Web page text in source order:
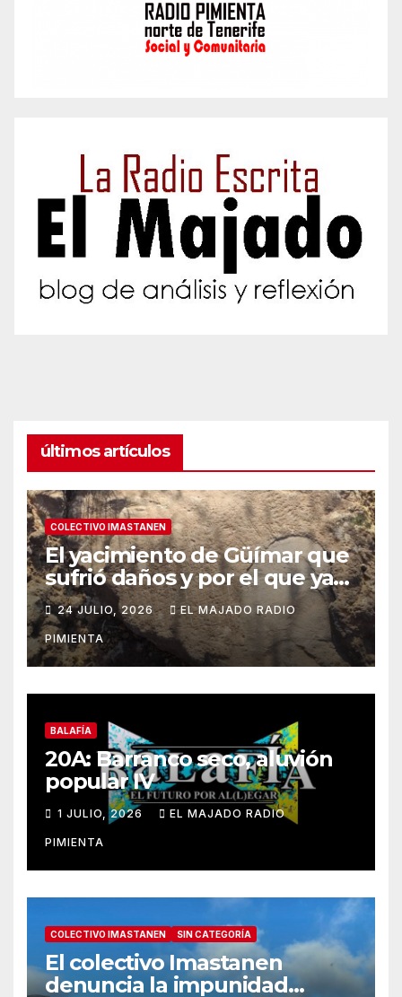
últimos artículos
COLECTIVO IMASTANEN
El yacimiento de Güímar que
sufrió daños y por el que ya
alertamos al ayuntamiento,
sigue sin contar con una
protección efectiva
24 JULIO, 2026 EL MAJADO RADIO
PIMIENTA
BALAFÍA
20A: Barranco seco, aluvión
popular IV
1 JULIO, 2026 EL MAJADO RADIO
PIMIENTA
COLECTIVO IMASTANEN SIN CATEGORÍA
El colectivo Imastanen
denuncia la impunidad